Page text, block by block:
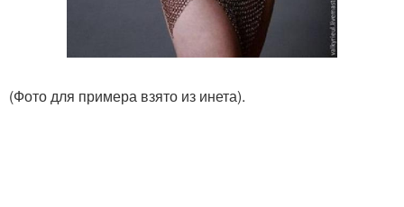
(Фото для примера взято из инета).